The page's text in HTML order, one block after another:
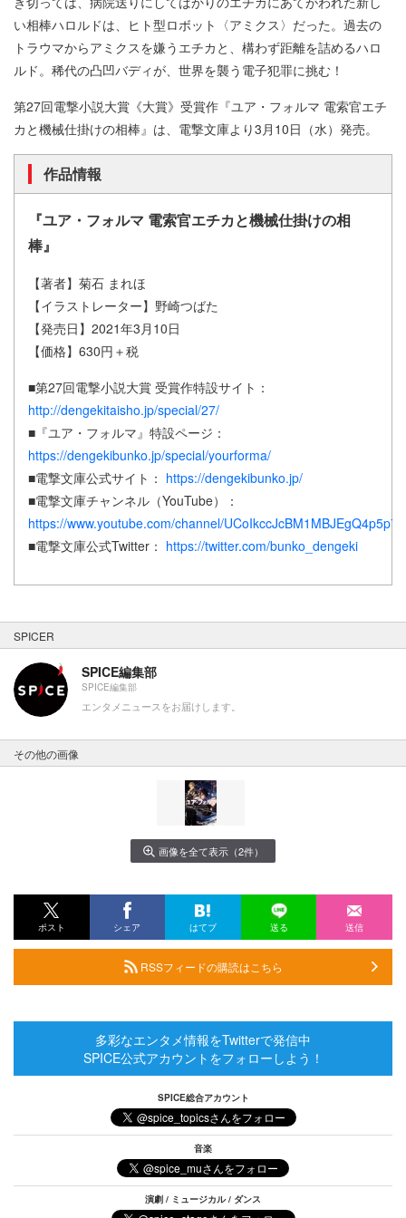
い相棒ハロルドは、ヒト型ロボット〈アミクス〉だった。過去の
トラウマからアミクスを嫌うエチカと、構わず距離を詰めるハロ
ルド。稀代の凸凹バディが、世界を襲う電子犯罪に挑む！
第27回電撃小説大賞《大賞》受賞作『ユア・フォルマ 電索官エチ
カと機械仕掛けの相棒』は、電撃文庫より3月10日（水）発売。
作品情報
『ユア・フォルマ 電索官エチカと機械仕掛けの相
棒』
【著者】菊石 まれほ
【イラストレーター】野崎つばた
【発売日】2021年3月10日
【価格】630円＋税
■第27回電撃小説大賞 受賞作特設サイト：
http://dengekitaisho.jp/special/27/
■『ユア・フォルマ』特設ページ：
https://dengekibunko.jp/special/yourforma/
■電撃文庫公式サイト： https://dengekibunko.jp/
■電撃文庫チャンネル（YouTube）：
https://www.youtube.com/channel/
■電撃文庫公式Twitter： https://twitter.com/bunko_dengeki
SPICER
SPICE編集部
SPICE編集部
エンタメニュースをお届けします。
その他の画像
画像を全て表示（2件）
ポスト シェア はてブ 送る 送信
RSSフィードの購読はこちら
多彩なエンタメ情報をTwitterで発信中
SPICE公式アカウントをフォローしよう！
SPICE総合アカウント
音楽
演劇 / ミュージカル / ダンス